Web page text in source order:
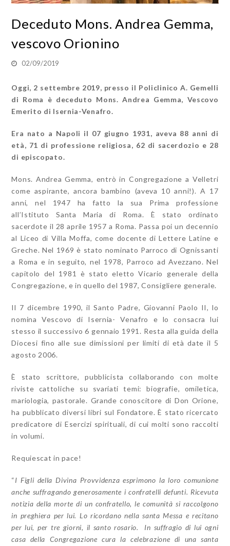
Deceduto Mons. Andrea Gemma,
vescovo Orionino
02/09/2019
Oggi, 2 settembre 2019, presso il Policlinico A. Gemelli
di Roma è deceduto Mons. Andrea Gemma, Vescovo
Emerito di Isernia-Venafro.
Era nato a Napoli il 07 giugno 1931, aveva 88 anni di
età, 71 di professione religiosa, 62 di sacerdozio e 28
di episcopato.
Mons. Andrea Gemma, entrò in Congregazione a Velletri
come aspirante, ancora bambino (aveva 10 anni!). A 17
anni, nel 1947 ha fatto la sua Prima professione
all’Istituto Santa Maria di Roma. È stato ordinato
sacerdote il 28 aprile 1957 a Roma. Passa poi un decennio
al Liceo di Villa Moffa, come docente di Lettere Latine e
Greche. Nel 1969 è stato nominato Parroco di Ognissanti
a Roma e in seguito, nel 1978, Parroco ad Avezzano. Nel
capitolo del 1981 è stato eletto Vicario generale della
Congregazione, e in quello del 1987, Consigliere generale.
Il 7 dicembre 1990, il Santo Padre, Giovanni Paolo II, lo
nomina Vescovo di Isernia- Venafro e lo consacra lui
stesso il successivo 6 gennaio 1991. Resta alla guida della
Diocesi fino alle sue dimissioni per limiti di età date il 5
agosto 2006.
È stato scrittore, pubblicista collaborando con molte
riviste cattoliche su svariati temi: biografie, omiletica,
mariologia, pastorale. Grande conoscitore di Don Orione,
ha pubblicato diversi libri sul Fondatore. È stato ricercato
predicatore di Esercizi spirituali, di cui molti sono raccolti
in volumi.
Requiescat in pace!
“I Figli della Divina Provvidenza esprimono la loro comunione
anche suffragando generosamente i confratelli defunti. Ricevuta
notizia della morte di un confratello, le comunità si raccolgono
in preghiera per lui. Lo ricordano nella santa Messa e recitano
per lui, per tre giorni, il santo rosario. In suffragio di lui ogni
casa della Congregazione cura la celebrazione di una santa